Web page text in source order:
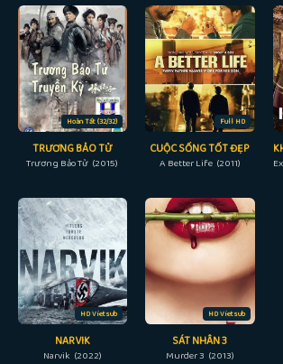
Hoàn Tất (32/32)
TRƯƠNG BẢO TỬ
Trương Bảo Tử (2015)
Full HD
CUỘC SỐNG TỐT ĐẸP
A Better Life (2011)
HD Vietsub
NARVIK
Narvik (2022)
HD Vietsub
SÁT NHÂN 3
Murder 3 (2013)